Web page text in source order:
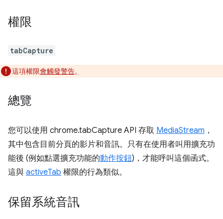
權限
tabCapture
這項權限會觸發警告。
總覽
您可以使用 chrome.tabCapture API 存取 MediaStream ，
其中包含目前分頁的影片和音訊。只有在使用者叫用擴充功
能後 (例如點選擴充功能的動作按鈕)，才能呼叫這個函式。
這與 activeTab 權限的行為類似。
保留系統音訊